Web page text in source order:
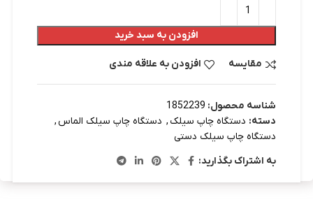
افزودن به سبد خرید
مقایسه افزودن به علاقه مندی
شناسه محصول: 1852239
دسته: دستگاه چاپ سیلک , دستگاه چاپ سیلک الماس,
دستگاه چاپ سیلک دستی
به اشتراک بگذارید: